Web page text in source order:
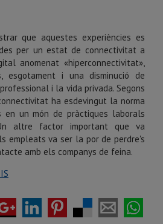
que aquestes experiències es
per un estat de connectivitat a
anomenat «hiperconnectivitat»,
esgotament i una disminució de
i la vida privada. Segons
ha esdevingut la norma
un món de pràctiques laborals
altre factor important que va
empleats va ser la por de perdre's
amb els companys de feina.